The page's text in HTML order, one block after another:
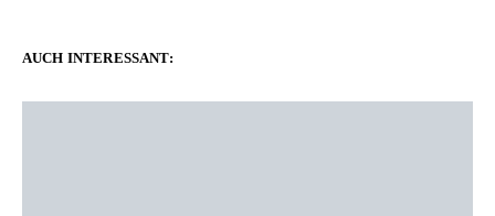
AUCH INTERESSANT: